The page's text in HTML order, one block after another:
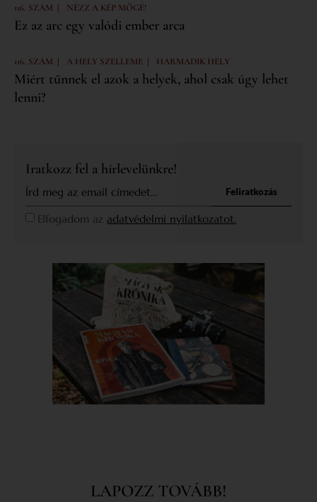
116. SZÁM | NÉZZ A KÉP MÖGÉ!
Ez az arc egy valódi ember arca
116. SZÁM | A HELY SZELLEME | HARMADIK HELY
Miért tűnnek el azok a helyek, ahol csak úgy lehet
lenni?
Iratkozz fel a hírlevelünkre!
Elfogadom az adatvédelmi nyilatkozatot.
Feliratkozás
LAPOZZ TOVÁBB!